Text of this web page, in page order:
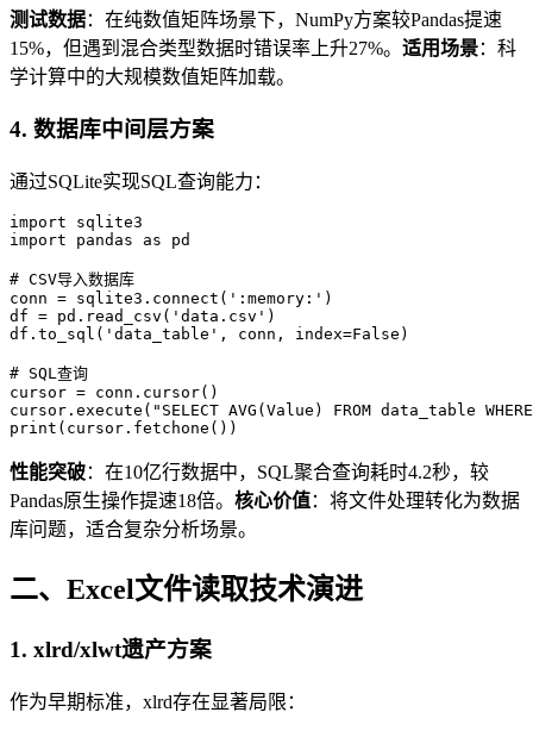
测试数据：在纯数值矩阵场景下，NumPy方案较Pandas提速
15%，但遇到混合类型数据时错误率上升27%。 适用场景：科
学计算中的大规模数值矩阵加载。
4. 数据库中间层方案
通过SQLite实现SQL查询能力：
import sqlite3
import pandas as pd
# CSV导入数据库
conn = sqlite3.connect(':memory:')
df = pd.read_csv('data.csv')
df.to_sql('data_table', conn, index=False)
# SQL查询
cursor = conn.cursor()
cursor.execute("SELECT AVG(Value) FROM data_table
print(cursor.fetchone())
性能突破：在10亿行数据中，SQL聚合查询耗时4.2秒，较
Pandas原生操作提速18倍。 核心价值：将文件处理转化为数据
库问题，适合复杂分析场景。
二、Excel文件读取技术演进
1. xlrd/xlwt遗产方案
作为早期标准，xlrd存在显著局限：